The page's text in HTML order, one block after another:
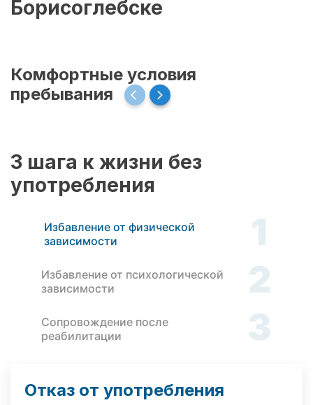
Борисоглебске
Комфортные условия
пребывания
3 шага к жизни без
употребления
Избавление от физической
зависимости
1
Избавление от психологической
зависимости
2
Сопровождение после
реабилитации
3
Отказ от употребления